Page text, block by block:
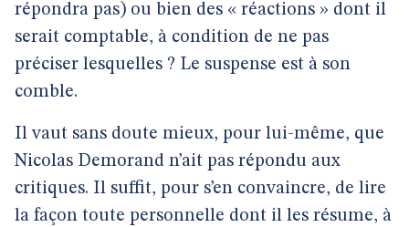
répondra pas) ou bien des « réactions » dont il
serait comptable, à condition de ne pas
préciser lesquelles ? Le suspense est à son
comble.
Il vaut sans doute mieux, pour lui-même, que
Nicolas Demorand n’ait pas répondu aux
critiques. Il suffit, pour s’en convaincre, de lire
la façon toute personnelle dont il les résume, à